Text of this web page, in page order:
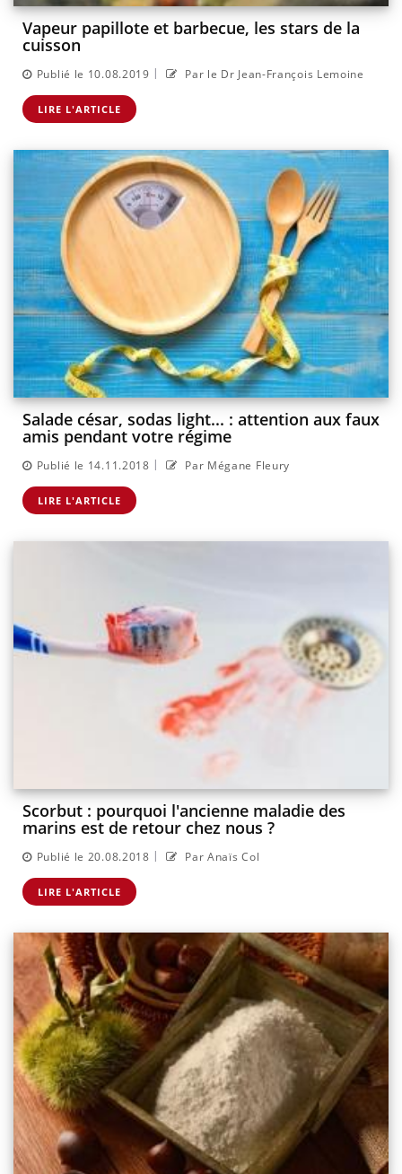
Vapeur papillote et barbecue, les stars de la
cuisson
Publié le 10.08.2019 | Par le Dr Jean-François Lemoine
LIRE L'ARTICLE
Salade césar, sodas light... : attention aux faux
amis pendant votre régime
Publié le 14.11.2018 | Par Mégane Fleury
LIRE L'ARTICLE
Scorbut : pourquoi l'ancienne maladie des
marins est de retour chez nous ?
Publié le 20.08.2018 | Par Anaïs Col
LIRE L'ARTICLE